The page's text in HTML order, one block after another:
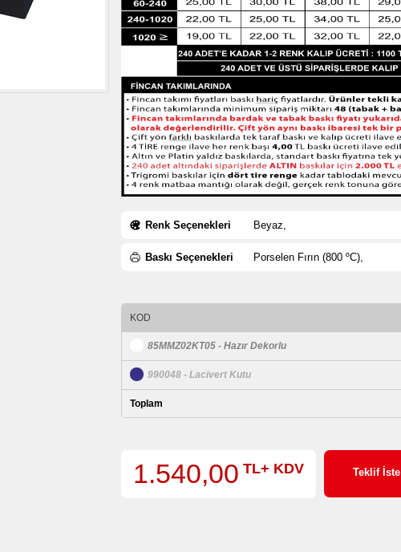
Renk Seçenekleri Beyaz,
Baskı Seçenekleri Porselen Fırın (800 ºC),
KOD
85MMZ02KT05 - Hazır Dekorlu
990048 - Lacivert Kutu
Toplam
1.540,00 TL+ KDV Teklif İste